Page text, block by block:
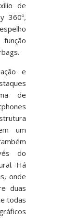
de
360º,
e
de
um
do
Há
onde
duas
todas